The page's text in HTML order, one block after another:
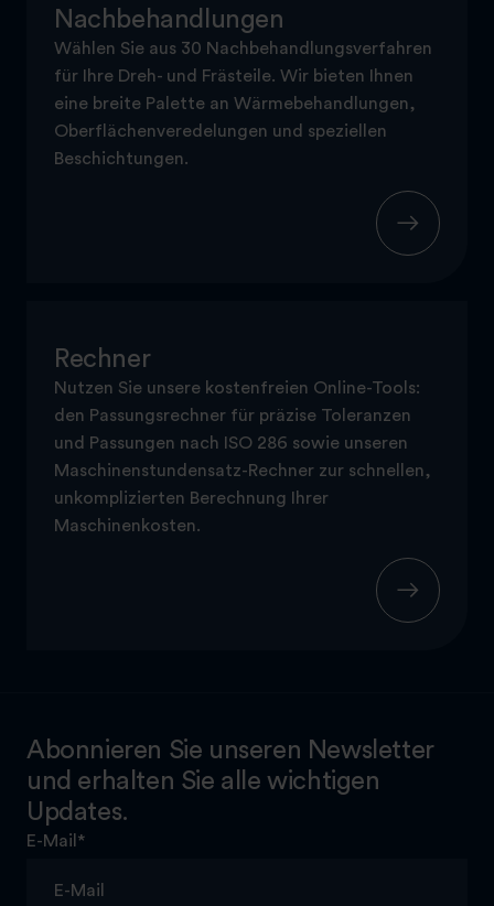
Nachbehandlungen
Wählen Sie aus 30 Nachbehandlungsverfahren
für Ihre Dreh- und Frästeile. Wir bieten Ihnen
eine breite Palette an Wärmebehandlungen,
Oberflächenveredelungen und speziellen
Beschichtungen.
Rechner
Nutzen Sie unsere kostenfreien Online-Tools:
den Passungsrechner für präzise Toleranzen
und Passungen nach ISO 286 sowie unseren
Maschinenstundensatz-Rechner zur schnellen,
unkomplizierten Berechnung Ihrer
Maschinenkosten.
Abonnieren Sie unseren Newsletter
und erhalten Sie alle wichtigen
Updates.
E-Mail *